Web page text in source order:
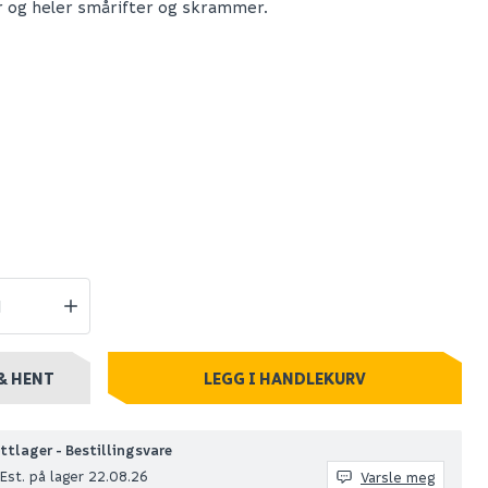
10
og heler smårifter og skrammer.
HENT LEGG I HANDLEKURV
- Bestillingsvare
Est. på lager 22.08.26
Varsle meg